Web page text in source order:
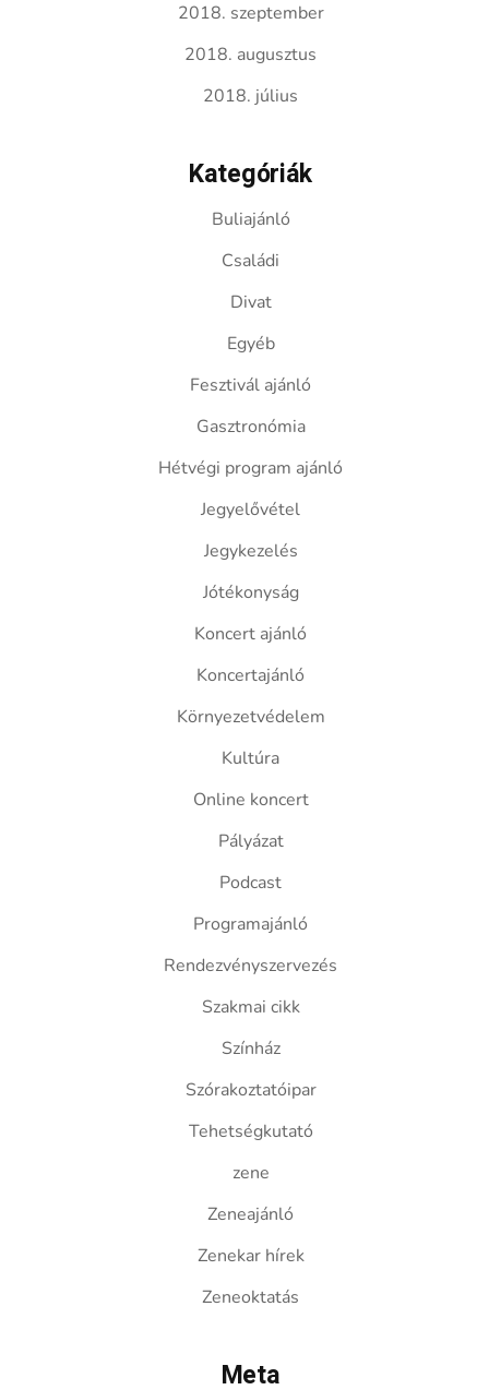
2018. szeptember
2018. augusztus
2018. július
Kategóriák
Buliajánló
Családi
Divat
Egyéb
Fesztivál ajánló
Gasztronómia
Hétvégi program ajánló
Jegyelővétel
Jegykezelés
Jótékonyság
Koncert ajánló
Koncertajánló
Környezetvédelem
Kultúra
Online koncert
Pályázat
Podcast
Programajánló
Rendezvényszervezés
Szakmai cikk
Színház
Szórakoztatóipar
Tehetségkutató
zene
Zeneajánló
Zenekar hírek
Zeneoktatás
Meta